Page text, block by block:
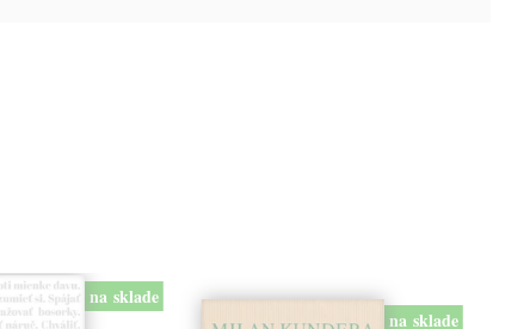
na sklade
na sklade